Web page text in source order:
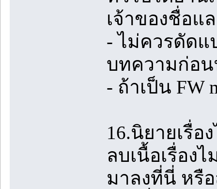
เจ้าของชื่อแ
- ไม่ควรดัดแ
บทความก่อ
- ถ้าเป็น FW
16.นิยายเรื่
ลบเนื้อเรื่อง
มาลงที่นี่ หรื